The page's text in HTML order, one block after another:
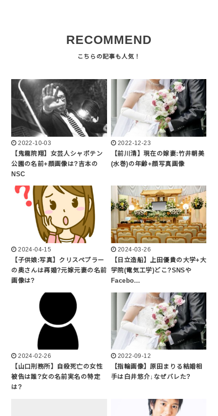
RECOMMEND
2022-10-03
【鬼龍院翔】女芸人シャボテン
公園の名前+顔画像は?吉本の
NSC
2022-12-23
【前川清】現在の嫁妻:竹井朝美
(水巻)の年齢+顔写真画像
2024-04-15
【子供娘:写真】クリスペプラー
の奥さんは再婚?元嫁元妻の名前
画像は?
2024-03-26
【日立造船】上田優貴の大学+大
学院(電気工学)どこ?SNSや
Facebo…
2024-02-26
【山口刑務所】自殺死亡の女性
被告は誰?女の名前実名の特定
は?
2022-09-12
【指輪画像】原田まりる結婚相
手は白井悠介↓なぜバレた?